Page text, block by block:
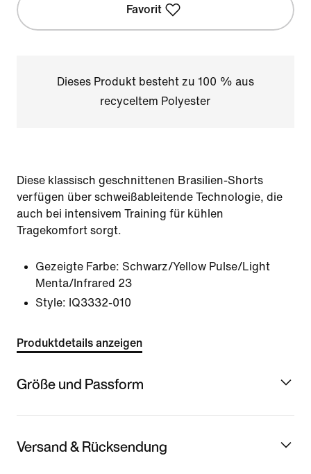
Favorit
Dieses Produkt besteht zu 100 % aus
recyceltem Polyester
Diese klassisch geschnittenen Brasilien-Shorts
verfügen über schweißableitende Technologie, die
auch bei intensivem Training für kühlen
Tragekomfort sorgt.
Gezeigte Farbe: Schwarz/Yellow Pulse/Light
Menta/Infrared 23
Style: IQ3332-010
Produktdetails anzeigen
Größe und Passform
Versand & Rücksendung